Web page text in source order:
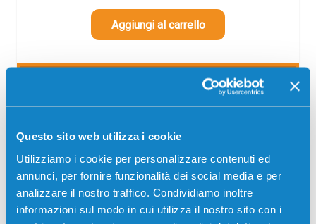
Questo sito web utilizza i cookie
Utilizziamo i cookie per personalizzare contenuti ed
annunci, per fornire funzionalità dei social media e per
analizzare il nostro traffico. Condividiamo inoltre
informazioni sul modo in cui utilizza il nostro sito con i
Aggiungi al carrello
giorni ore min
09
sec
Più acquisti, più risparmi:
Visita la pagina prodotto per
Descrizione